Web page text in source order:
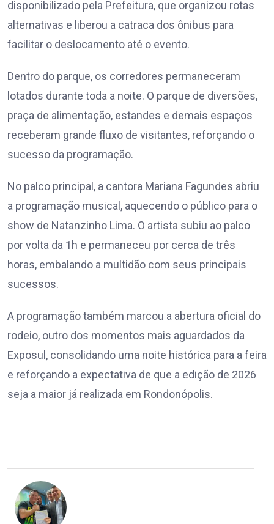
disponibilizado pela Prefeitura, que organizou rotas
alternativas e liberou a catraca dos ônibus para
facilitar o deslocamento até o evento.
Dentro do parque, os corredores permaneceram
lotados durante toda a noite. O parque de diversões,
praça de alimentação, estandes e demais espaços
receberam grande fluxo de visitantes, reforçando o
sucesso da programação.
No palco principal, a cantora Mariana Fagundes abriu
a programação musical, aquecendo o público para o
show de Natanzinho Lima. O artista subiu ao palco
por volta da 1h e permaneceu por cerca de três
horas, embalando a multidão com seus principais
sucessos.
A programação também marcou a abertura oficial do
rodeio, outro dos momentos mais aguardados da
Exposul, consolidando uma noite histórica para a feira
e reforçando a expectativa de que a edição de 2026
seja a maior já realizada em Rondonópolis.